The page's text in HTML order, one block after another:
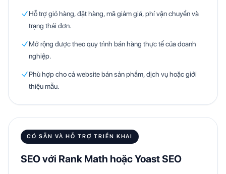
Hỗ trợ giỏ hàng, đặt hàng, mã giảm giá, phí vận chuyển và
trạng thái đơn.
Mở rộng được theo quy trình bán hàng thực tế của doanh
nghiệp.
Phù hợp cho cả website bán sản phẩm, dịch vụ hoặc giới
thiệu mẫu.
CÓ SẴN VÀ HỖ TRỢ TRIỂN KHAI
SEO với Rank Math hoặc Yoast SEO